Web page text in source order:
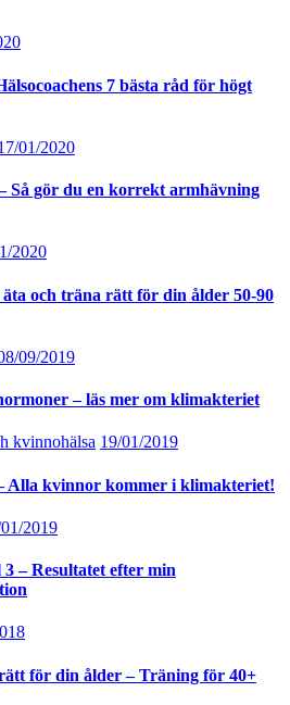
7 bästa råd för högt
01/2020
Så gör du en korrekt armhävning
2020
och träna rätt för din ålder 50-90
09/2019
– läs mer om klimakteriet
kvinnohälsa 19/01/2019
Alla kvinnor kommer i klimakteriet!
2019
– Resultatet efter min
för din ålder – Träning för 40+